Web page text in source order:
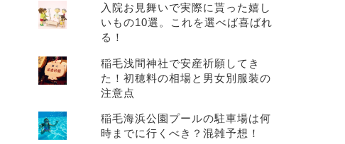
入院お見舞いで実際に貰った嬉し
いもの10選。これを選べば喜ばれ
る！
稲毛浅間神社で安産祈願してき
た！初穂料の相場と男女別服装の
注意点
稲毛海浜公園プールの駐車場は何
時までに行くべき？混雑予想！